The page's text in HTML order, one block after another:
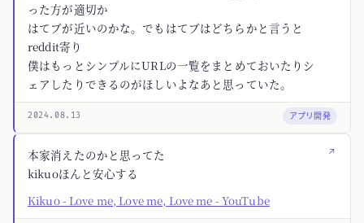
った方が適切か
はてブが近いのかな。でもはてブはどちらかと言うと
reddit寄り
僕はもっとシンプルにURLの一覧をまとめておいたりシ
ェアしたりできるのがほしいよなあと思っていた。
2024.08.13 アプリ開発
↗
本家消えたのかと思ってた
kikuoほんと安心する
Kikuo - Love me, Love me, Love me - YouTube